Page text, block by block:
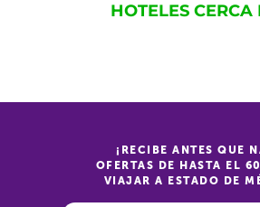
HOTELES CERCA
¡RECIBE ANTES QUE
OFERTAS DE HASTA EL
VIAJAR A ESTADO DE